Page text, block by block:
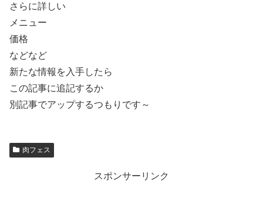
さらに詳しい
メニュー
価格
などなど
新たな情報を入手したら
この記事に追記するか
別記事でアップするつもりです～
肉フェス
スポンサーリンク